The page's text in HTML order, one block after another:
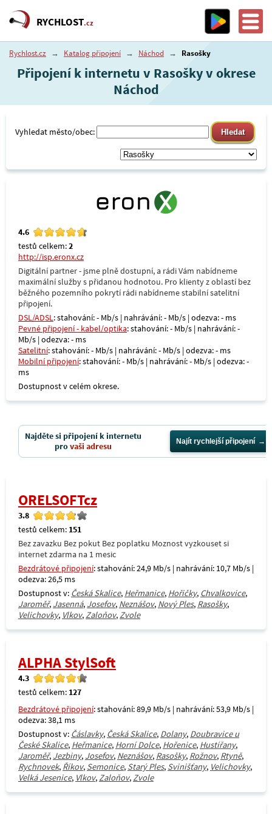
RYCHLOST.cz
Rychlost.cz → Katalog připojení → Náchod → Rasošky
Připojení k internetu v Rasošky v okrese
Náchod
Vyhledat město/obec:
4.6
testů celkem:2
http://isp.eronx.cz
Digitální partner - jsme plně dostupní, a rádi Vám nabídneme
maximální služby s přidanou hodnotou. Pro klienty z oblastí bez
běžného pozemního pokrytí rádi nabídneme stabilní satelitní
připojení.
DSL/ADSL: stahování: - Mb/s | nahrávání: - Mb/s | odezva: - ms
Pevné připojení - kabel/optika: stahování: - Mb/s | nahrávání: -
Mb/s | odezva: - ms
Satelitní: stahování: - Mb/s | nahrávání: - Mb/s | odezva: - ms
Mobilní připojení: stahování: - Mb/s | nahrávání: - Mb/s | odezva: -
ms
Dostupnost v celém okrese.
Najděte si připojení k internetu
provaši adresu Najít rychlejší připojení
ORELSOFTcz
3.8
testů celkem: 151
Bez zavazku Bez pokut Bez poplatku Moznost vyzkouset si
internet zdarma na 1 mesic
Bezdrátové připojení: stahování: 24,9 Mb/s | nahrávání: 10,7 Mb/s |
odezva: 26,5 ms
Dostupnost v: Česká Skalice, Heřmanice, Hořičky, Chvalkovice,
Jaroměř, Jasenná, Josefov, Neznášov, Nový Ples, Rasošky,
Velichovky, Vlkov,Zaloňov,Zvole
ALPHA StylSoft
4.3
testů celkem: 127
Bezdrátové připojení: stahování: 89,9 Mb/s | nahrávání: 53,9 Mb/s |
odezva: 38,1 ms
Dostupnost v: Čáslavky, Česká Skalice, Dolany, Doubravice u
České Skalice, Heřmanice, Horní Dolce, Hořenice, Hustířany,
Jaroměř, Jezbiny, Josefov, Neznášov, Rasošky, Rožnov, Rtyně,
Rychnovek, Říkov, Semonice, Starý Ples, Svinišťany, Velichovky,
Velká Jesenice, Vlkov,Zaloňov,Zvole